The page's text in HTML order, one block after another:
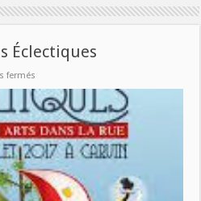
Éclectiques
fermés
du
5
juillet
:
Les
Éclectiques